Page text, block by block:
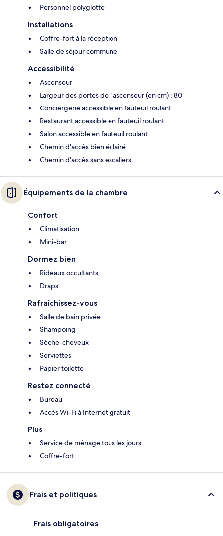
Personnel polyglotte
Installations
Coffre-fort à la réception
Salle de séjour commune
Accessibilité
Ascenseur
Largeur des portes de l’ascenseur (en cm) : 80
Conciergerie accessible en fauteuil roulant
Restaurant accessible en fauteuil roulant
Salon accessible en fauteuil roulant
Chemin d'accès bien éclairé
Chemin d'accès sans escaliers
Équipements de la chambre
Confort
Climatisation
Mini-bar
Dormez bien
Rideaux occultants
Draps
Rafraîchissez-vous
Salle de bain privée
Shampoing
Sèche-cheveux
Serviettes
Papier toilette
Restez connecté
Bureau
Accès Wi-Fi à Internet gratuit
Plus
Service de ménage tous les jours
Coffre-fort
Frais et politiques
Frais obligatoires